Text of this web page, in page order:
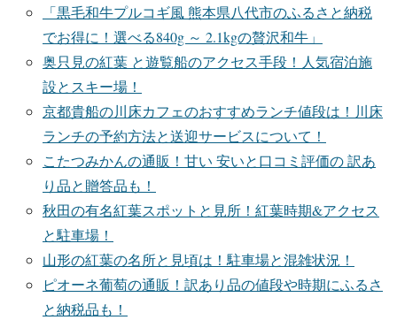
「黒毛和牛プルコギ風 熊本県八代市のふるさと納税
でお得に！選べる840g ～ 2.1kgの贅沢和牛」
奥只見の紅葉 と遊覧船のアクセス手段！人気宿泊施
設とスキー場！
京都貴船の川床カフェのおすすめランチ値段は！川床
ランチの予約方法と送迎サービスについて！
こたつみかんの通販！甘い 安いと口コミ評価の 訳あ
り品と贈答品も！
秋田の有名紅葉スポットと見所！紅葉時期&アクセス
と駐車場！
山形の紅葉の名所と見頃は！駐車場と混雑状況！
ピオーネ葡萄の通販！訳あり品の値段や時期にふるさ
と納税品も！